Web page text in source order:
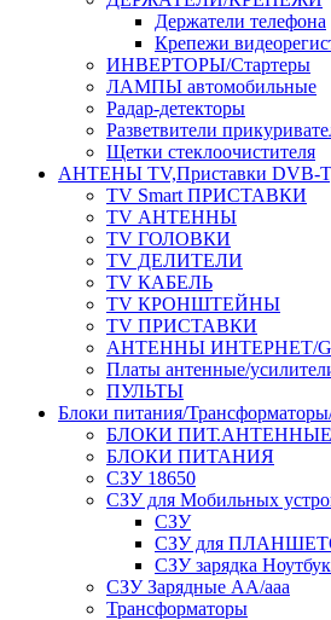
Держатели телефона
Крепежи
ИНВЕРТОРЫ/Стартеры
ЛАМПЫ автомобильные
Радар-детекторы
Разветвители
Щетки стеклоочистителя
АНТЕНЫ ТV,Приставки DVB-
TV Smart ПРИСТАВКИ
TV АНТЕННЫ
TV ГОЛОВКИ
TV ДЕЛИТЕЛИ
TV КАБЕЛЬ
TV КРОНШТЕЙНЫ
TV ПРИСТАВКИ
АНТЕННЫ ИНТЕРНЕТ/
Платы антенные/
ПУЛЬТЫ
Блоки питания/
БЛОКИ ПИТ.АНТЕННЫЕ
БЛОКИ ПИТАНИЯ
СЗУ 18650
СЗУ для Мобильных
СЗУ
СЗУ для
СЗУ зарядка
СЗУ Зарядные АА/ааа
Трансформаторы